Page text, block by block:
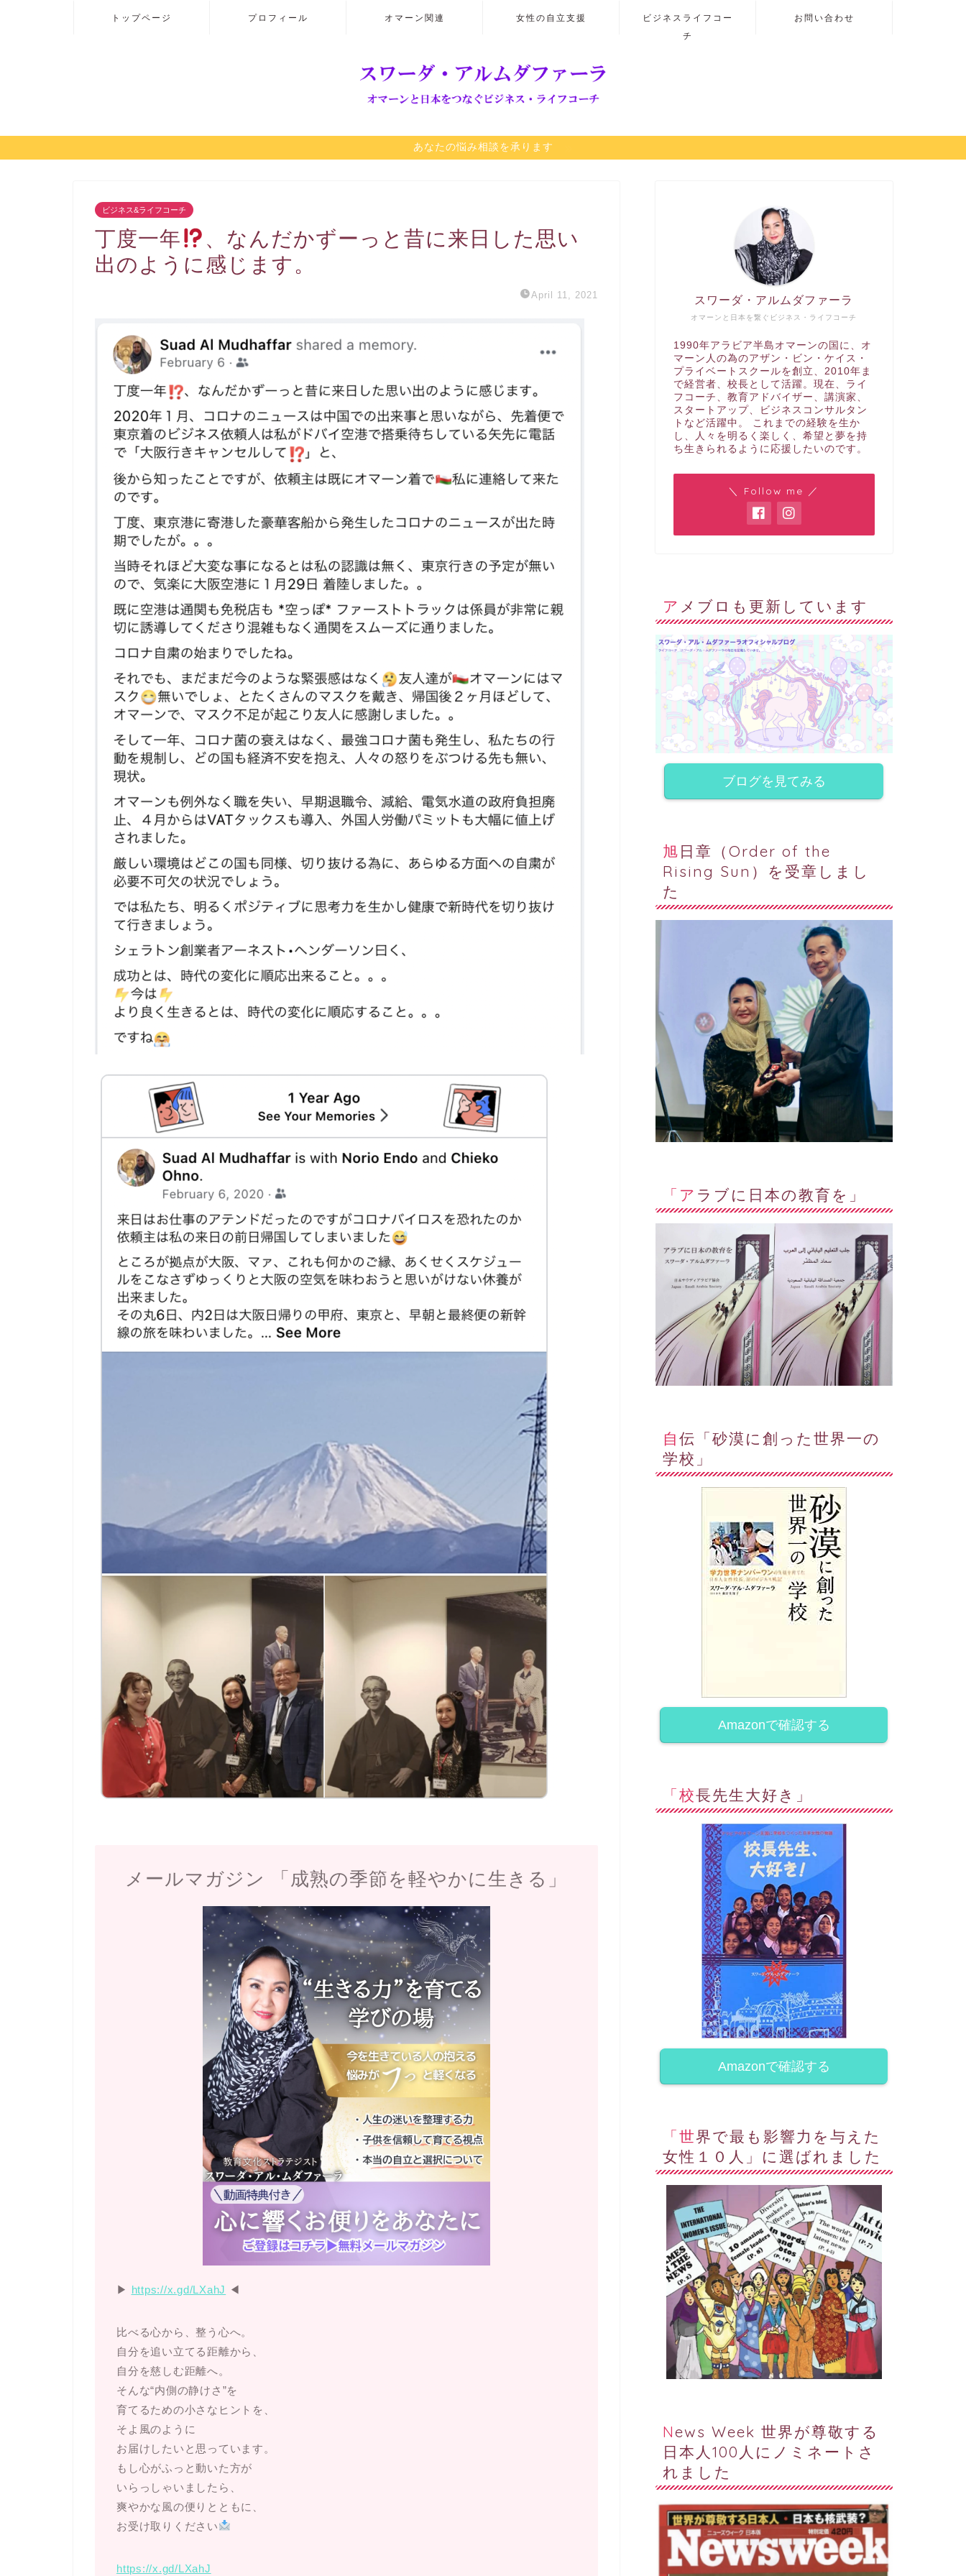
トップページ プロフィール オマーン関連 女性の自立支援
ビジネスライフコー
チ
お問い合わせ
あなたの悩み相談を承ります
ビジネス&ライフコーチ
丁度一年
、なんだかずーっと昔に来日した思い
出のように感じます。
April 11, 2021
メールマガジン 「成熟の季節を軽やかに生きる」
▶︎ https://x.gd/LXahJ ◀︎
比べる心から、整う心へ。
自分を追い立てる距離から、
自分を慈しむ距離へ。
そんな“内側の静けさ”を
育てるための小さなヒントを、
そよ風のように
お届けしたいと思っています。
もし心がふっと動いた方が
いらっしゃいましたら、
爽やかな風の便りとともに、
お受け取りください
https://x.gd/LXahJ
オマーンと日本を繋ぐビジネス・ライフコーチ
スワーダ・アルムダファーラ
1990年アラビア半島オマーンの国に、オ
マーン人の為のアザン・ビン・ケイス・
プライベートスクールを創立、2010年ま
で経営者、校長として活躍。現在、ライ
フコーチ、教育アドバイザー、講演家、
スタートアップ、ビジネスコンサルタン
トなど活躍中。 これまでの経験を生か
し、人々を明るく楽しく、希望と夢を持
ち生きられるように応援したいのです。
＼ Follow me ／
アメブロも更新しています
ブログを見てみる
旭日章（Order of the
Rising Sun）を受章しまし
た
「アラブに日本の教育を」
自伝「砂漠に創った世界一の
学校」
Amazonで確認する
「校長先生大好き」
Amazonで確認する
「世界で最も影響力を与えた
女性１０人」に選ばれました
News Week 世界が尊敬する
日本人100人にノミネートさ
れました